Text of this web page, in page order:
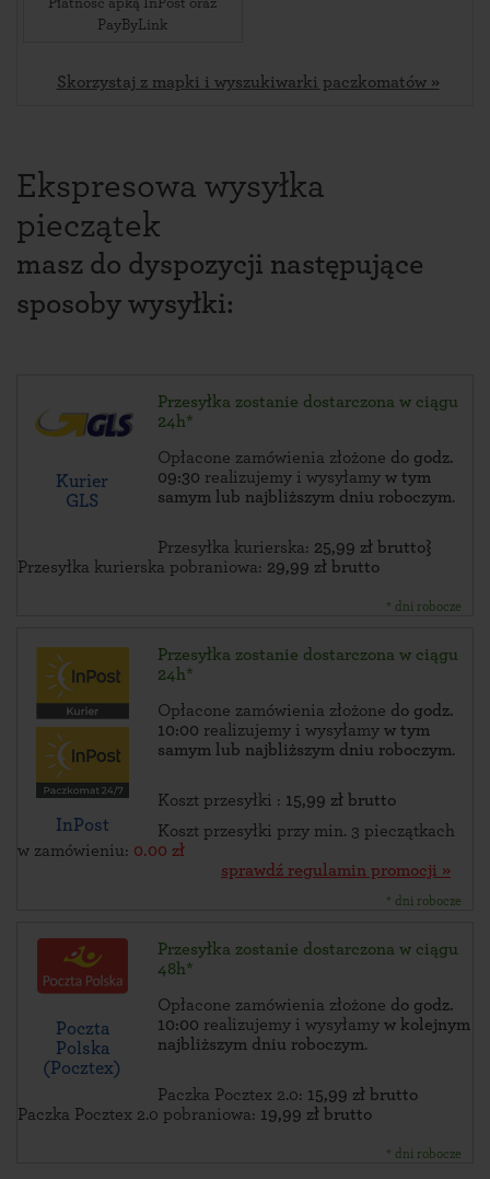
Płatność apką InPost oraz
PayByLink
Skorzystaj z mapki i wyszukiwarki paczkomatów »
Ekspresowa wysyłka
pieczątek
masz do dyspozycji następujące
sposoby wysyłki:
Kurier
GLS
Przesyłka zostanie dostarczona w ciągu
24h*
Opłacone zamówienia złożone do godz.
09:30 realizujemy i wysyłamy w tym
samym lub najbliższym dniu roboczym.
Przesyłka kurierska: 25,99 zł brutto}
Przesyłka kurierska pobraniowa: 29,99 zł brutto
* dni robocze
InPost
Przesyłka zostanie dostarczona w ciągu
24h*
Opłacone zamówienia złożone do godz.
10:00 realizujemy i wysyłamy w tym
samym lub najbliższym dniu roboczym.
Koszt przesyłki : 15,99 zł brutto
Koszt przesyłki przy min. 3 pieczątkach
w zamówieniu: 0.00 zł
sprawdź regulamin promocji »
* dni robocze
Poczta
Polska
(Pocztex)
Przesyłka zostanie dostarczona w ciągu
48h*
Opłacone zamówienia złożone do godz.
10:00 realizujemy i wysyłamy w kolejnym
najbliższym dniu roboczym.
Paczka Pocztex 2.0: 15,99 zł brutto
Paczka Pocztex 2.0 pobraniowa: 19,99 zł brutto
* dni robocze